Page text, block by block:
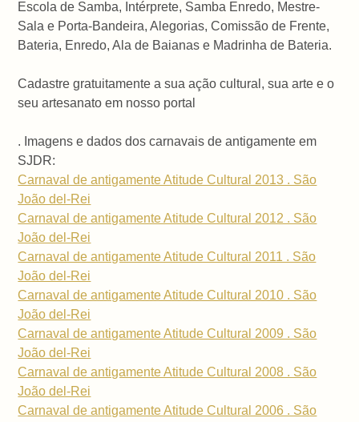
Escola de Samba, Intérprete, Samba Enredo, Mestre-
Sala e Porta-Bandeira, Alegorias, Comissão de Frente,
Bateria, Enredo, Ala de Baianas e Madrinha de Bateria.
Cadastre gratuitamente a sua ação cultural, sua arte e o
seu artesanato em nosso portal
. Imagens e dados dos carnavais de antigamente em
SJDR:
Carnaval de antigamente Atitude Cultural 2013 . São
João del-Rei
Carnaval de antigamente Atitude Cultural 2012 . São
João del-Rei
Carnaval de antigamente Atitude Cultural 2011 . São
João del-Rei
Carnaval de antigamente Atitude Cultural 2010 . São
João del-Rei
Carnaval de antigamente Atitude Cultural 2009 . São
João del-Rei
Carnaval de antigamente Atitude Cultural 2008 . São
João del-Rei
Carnaval de antigamente Atitude Cultural 2006 . São